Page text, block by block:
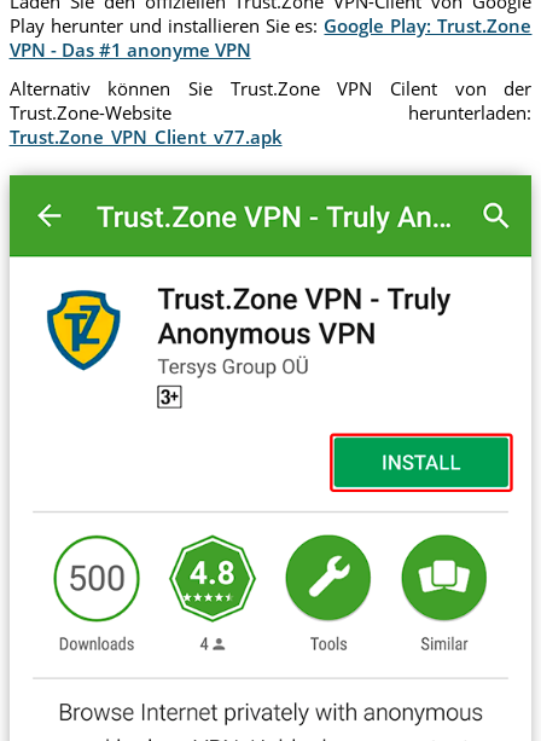
Play herunter und installieren Sie es: Google Play: Trust.Zone
VPN - Das #1 anonyme VPN
Alternativ können Sie Trust.Zone VPN Cilent von der
Trust.Zone-Website herunterladen:
Trust.Zone_VPN_Client_v77.apk